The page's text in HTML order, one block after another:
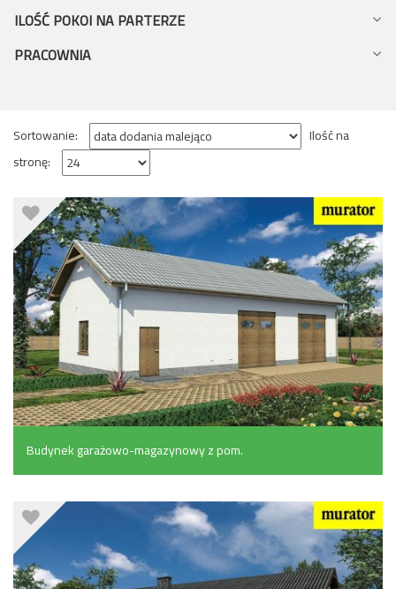
ILOŚĆ POKOI NA PARTERZE
PRACOWNIA
Sortowanie:
Ilość na
stronę:
Budynek garażowo-magazynowy z pom.
pomocniczymi (96.6 m²)